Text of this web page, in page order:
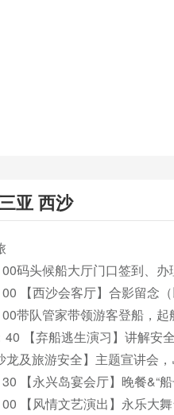
亚 西沙
码头候船大厅门口签到、办
【西沙会客厅】合影留念
带队管家带领游客登船，起
40 【弃船逃生演习】讲解安
龙及旅游安全】主题宣讲会
【永兴岛宴会厅】晚餐&“
【风情文艺演出】永乐大